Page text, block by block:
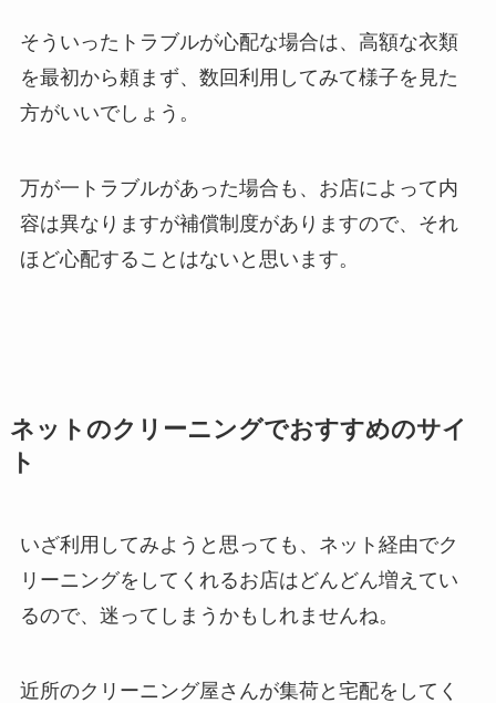
そういったトラブルが心配な場合は、高額な衣類
を最初から頼まず、数回利用してみて様子を見た
方がいいでしょう。
万が一トラブルがあった場合も、お店によって内
容は異なりますが補償制度がありますので、それ
ほど心配することはないと思います。
ネットのクリーニングでおすすめのサイ
ト
いざ利用してみようと思っても、ネット経由でク
リーニングをしてくれるお店はどんどん増えてい
るので、迷ってしまうかもしれませんね。
近所のクリーニング屋さんが集荷と宅配をしてく